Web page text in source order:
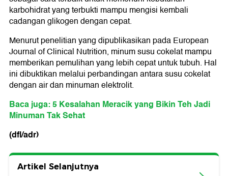
karbohidrat yang terbukti mampu mengisi kembali
cadangan glikogen dengan cepat.
Menurut penelitian yang dipublikasikan pada European
Journal of Clinical Nutrition, minum susu cokelat mampu
memberikan pemulihan yang lebih cepat untuk tubuh. Hal
ini dibuktikan melalui perbandingan antara susu cokelat
dengan air dan minuman elektrolit.
Baca juga: 5 Kesalahan Meracik yang Bikin Teh Jadi
Minuman Tak Sehat
(dfl/adr)
Artikel Selanjutnya